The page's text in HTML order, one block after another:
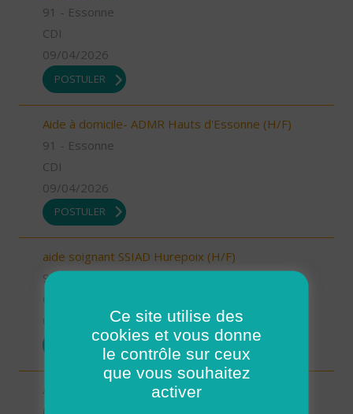
91 - Essonne
CDI
09/04/2026
POSTULER
Aide à domicile- ADMR Hauts d'Essonne (H/F)
91 - Essonne
CDI
09/04/2026
POSTULER
aide soignant SSIAD Hurepoix (H/F)
91 - Essonne
POSTULER
Aide à domicile - ADMR du Canton de Limours
(H/F)
Ce site utilise des
cookies et vous donne
le contrôle sur ceux
que vous souhaitez
activer